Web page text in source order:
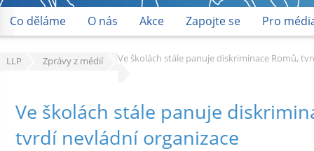
Co děláme O nás Akce Zapojte se Pro
LLP Zprávy z médií Ve školách stále panuje diskriminace Romů,
Ve školách stále panuje
tvrdí nevládní organizace